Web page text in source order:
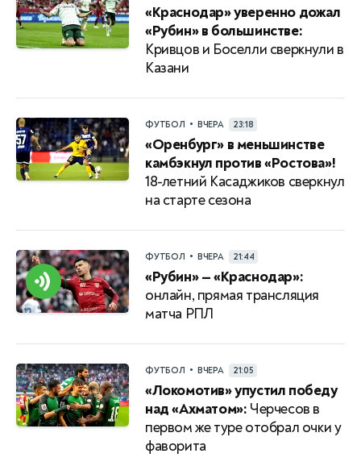
«Краснодар» уверенно дожал
«Рубин» в большинстве:
Кривцов и Боселли сверкнули в
Казани
ФУТБОЛ • ВЧЕРА 23:18
«Оренбург» в меньшинстве
камбэкнул против «Ростова»!
18-летний Касаджиков сверкнул
на старте сезона
ФУТБОЛ • ВЧЕРА 21:44
«Рубин» — «Краснодар»:
онлайн, прямая трансляция
матча РПЛ
ФУТБОЛ • ВЧЕРА 21:05
«Локомотив» упустил победу
над «Ахматом»: Черчесов в
первом же туре отобрал очки у
фаворита